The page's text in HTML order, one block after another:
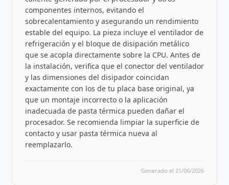
componentes internos, evitando el
sobrecalentamiento y asegurando un rendimiento
estable del equipo. La pieza incluye el ventilador de
refrigeración y el bloque de disipación metálico
que se acopla directamente sobre la CPU. Antes de
la instalación, verifica que el conector del ventilador
y las dimensiones del disipador coincidan
exactamente con los de tu placa base original, ya
que un montaje incorrecto o la aplicación
inadecuada de pasta térmica pueden dañar el
procesador. Se recomienda limpiar la superficie de
contacto y usar pasta térmica nueva al
reemplazarlo.
Generado el 21/06/2026